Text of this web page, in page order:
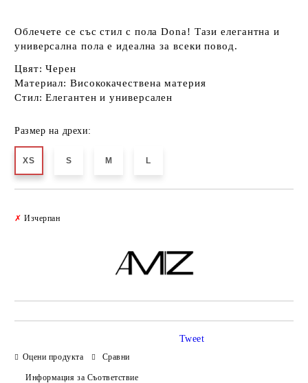
Облечете се със стил с пола Dona! Тази елегантна и
универсална пола е идеална за всеки повод.
Цвят:Черен
Материал:Висококачествена материя
Стил:Елегантен и универсален
Размер на дрехи:
XS S M L
✗ Изчерпан
Оцени продукта Сравни
Информация за Съответствие
Tweet